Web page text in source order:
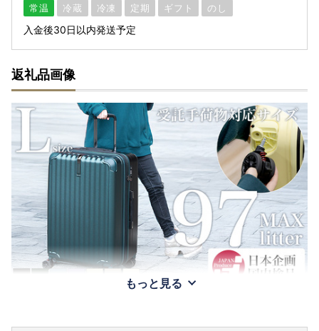
常温 冷蔵 冷凍 定期 ギフト のし
入金後30日以内発送予定
返礼品画像
もっと見る